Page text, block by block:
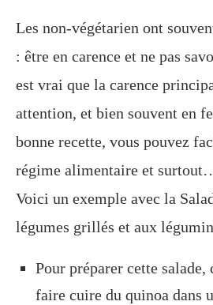
Les non-végétarien ont
: être en carence et ne pas
est vrai que la carence
attention, et bien souvent en
bonne recette, vous pouvez
régime alimentaire et
Voici un exemple avec la
légumes grillés et aux
Pour préparer cette salade,
faire cuire du quinoa dans